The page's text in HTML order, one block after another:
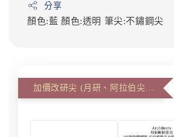
分享
顏色:藍 顏色:透明 筆尖:不鏽鋼尖